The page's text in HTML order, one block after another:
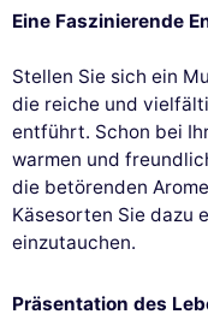
Eine Faszinierende
Stellen Sie sich ein
die reiche und
entführt. Schon bei
warmen und
die betörenden
Käsesorten Sie dazu
einzutauchen.
Präsentation des